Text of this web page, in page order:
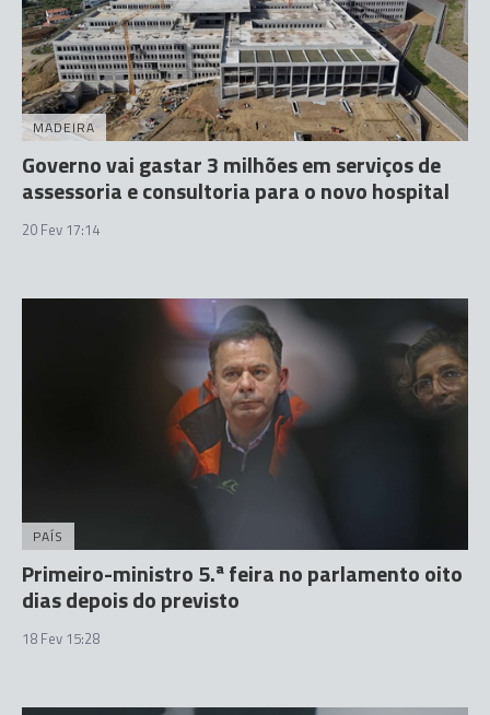
MADEIRA
Governo vai gastar 3 milhões em serviços de
assessoria e consultoria para o novo hospital
20 Fev 17:14
PAÍS
Primeiro-ministro 5.ª feira no parlamento oito
dias depois do previsto
18 Fev 15:28